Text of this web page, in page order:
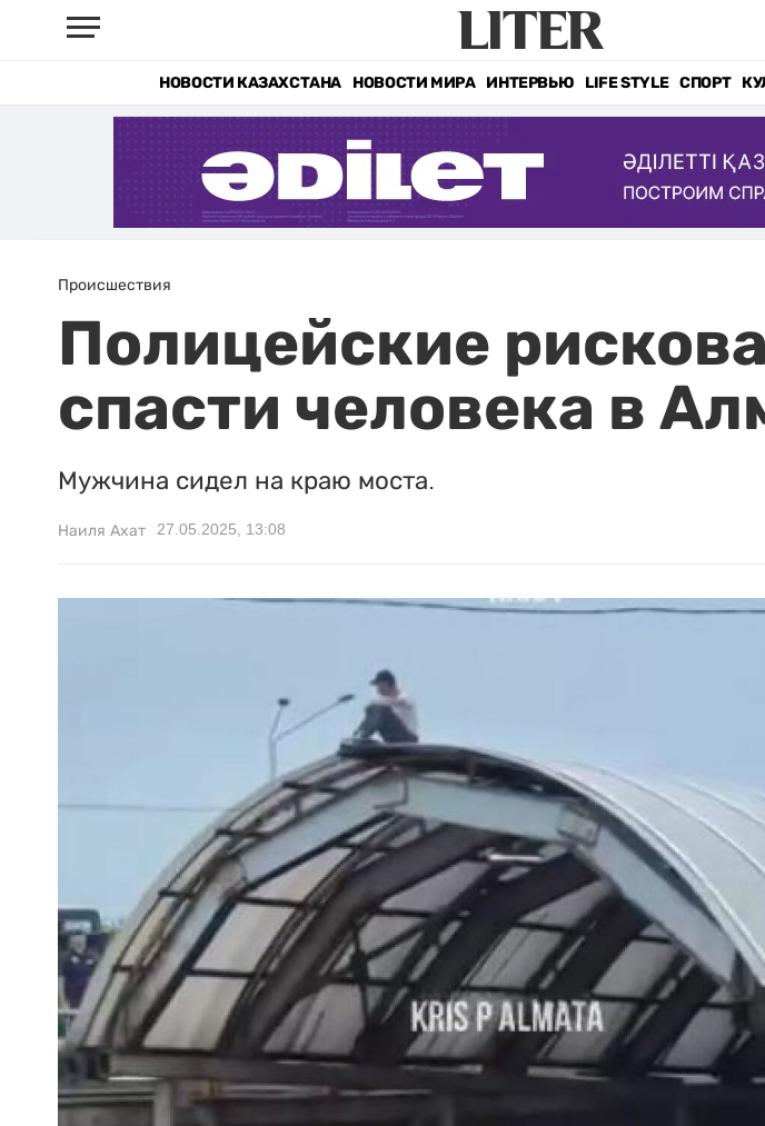
НОВОСТИ КАЗАХСТАНА НОВОСТИ МИРА ИНТЕРВЬЮ LIFE STYLE СПОРТ
Происшествия
Полицейские
спасти человека в
Мужчина сидел на краю моста.
Наиля Ахат 27.05.2025, 13:08